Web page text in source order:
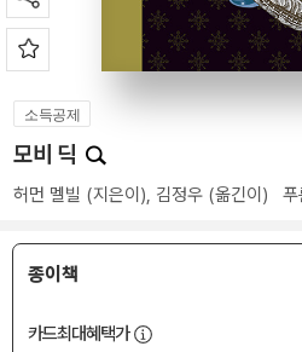
소득공제
모비 딕
허먼 멜빌 (지은이), 김정우 (옮긴이) 푸
종이책
카드최대혜택가